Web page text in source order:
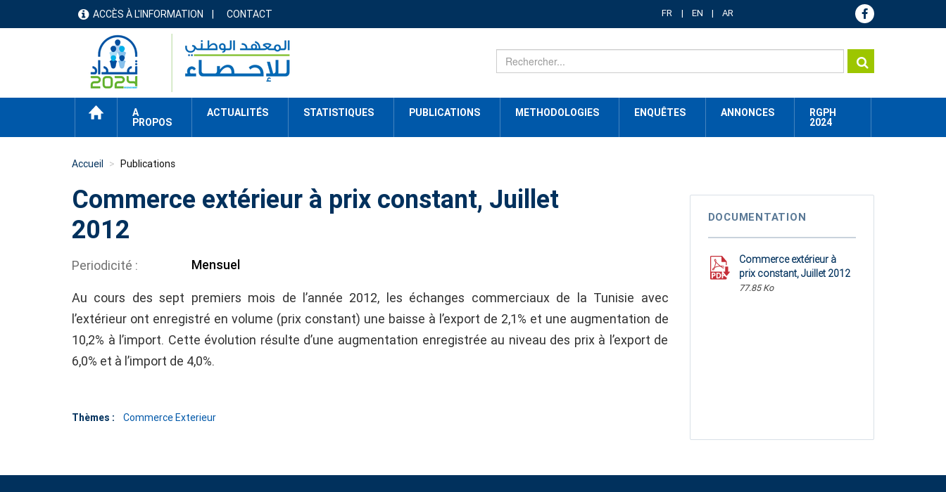
menu
header
ACCÈS À L'INFORMATION CONTACT FR EN AR
ACCUEIL
A
PROPOS
ACTUALITÉS STATISTIQUES PUBLICATIONS METHODOLOGIES ENQUÊTES ANNONCES
RGPH
2024
Accueil Publications
Commerce extérieur à prix constant, Juillet
2012
Periodicité Mensuel
Au cours des sept premiers mois de l’année 2012, les échanges commerciaux de la Tunisie avec
l’extérieur ont enregistré en volume (prix constant) une baisse à l’export de 2,1% et une augmentation de
10,2% à l’import. Cette évolution résulte d’une augmentation enregistrée au niveau des prix à l’export de
6,0% et à l’import de 4,0%.
Thèmes : Commerce Exterieur
DOCUMENTATION
Commerce extérieur à
prix constant, Juillet 2012
77.85 Ko